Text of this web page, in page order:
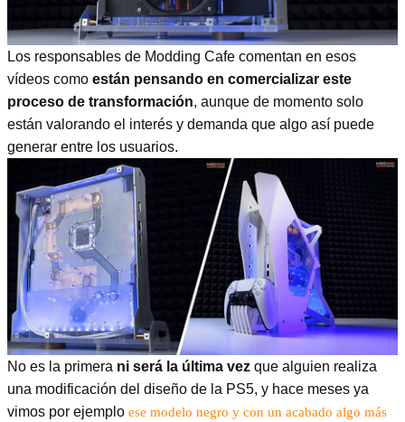
Los responsables de Modding Cafe comentan en esos
vídeos como están pensando en comercializar este
proceso de transformación, aunque de momento solo
están valorando el interés y demanda que algo así puede
generar entre los usuarios.
No es la primera ni será la última vez que alguien realiza
una modificación del diseño de la PS5, y hace meses ya
vimos por ejemplo ese modelo negro y con un acabado algo más